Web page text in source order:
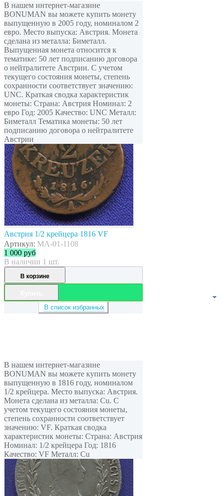
В нашем интернет-магазине
BONUMAN вы можете купить монету
выпущенную в 2005 году, номиналом 2
евро. Место выпуска: Австрия. Монета
сделана из металла: Биметалл.
Выпущенная монета относится к
тематике: 50 лет подписанию договора
о нейтралитете Австрии. С учетом
текущего состояния монеты, степень
сохранности соответствует значению:
UNC. Краткая сводка характеристик
монеты: Страна: Австрия Номинал: 2
евро Год: 2005 Качество: UNC Металл:
Биметалл Тематика монеты: 50 лет
подписанию договора о нейтралитете
Австрии
Австрия 1/2 крейцера 1816 VF
Артикул: MA-01-1108
1 000 руб
В наличии 1 шт.
В корзине
В список избранных
В нашем интернет-магазине
BONUMAN вы можете купить монету
выпущенную в 1816 году, номиналом
1/2 крейцера. Место выпуска: Австрия.
Монета сделана из металла: Cu. С
учетом текущего состояния монеты,
степень сохранности соответствует
значению: VF. Краткая сводка
характеристик монеты: Страна: Австрия
Номинал: 1/2 крейцера Год: 1816
Качество: VF Металл: Cu